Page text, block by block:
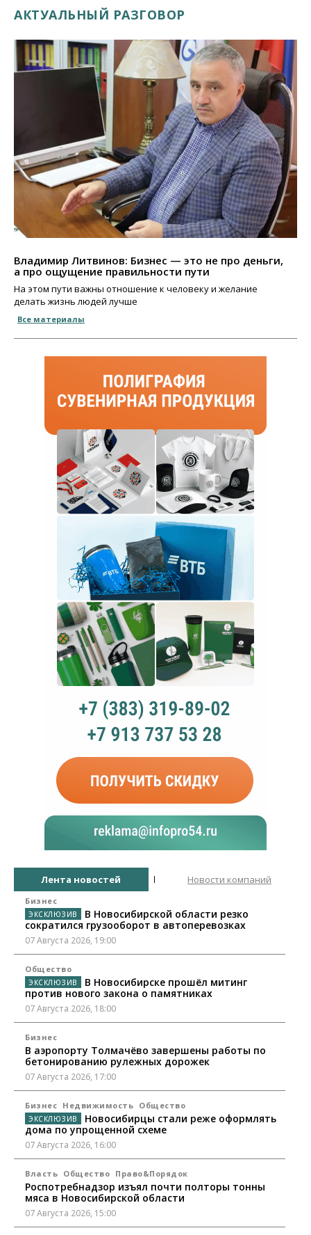
АКТУАЛЬНЫЙ РАЗГОВОР
Владимир Литвинов: Бизнес — это не про деньги,
а про ощущение правильности пути
На этом пути важны отношение к человеку и желание
делать жизнь людей лучше
Все материалы
Лента новостей Новости компаний
Бизнес
В Новосибирской области резко
сократился грузооборот в автоперевозках
07 Августа 2026, 19:00
Общество
В Новосибирске прошёл митинг
против нового закона о памятниках
07 Августа 2026, 18:00
Бизнес
В аэропорту Толмачёво завершены работы по
бетонированию рулежных дорожек
07 Августа 2026, 17:00
Бизнес Недвижимость Общество
Новосибирцы стали реже оформлять
дома по упрощенной схеме
07 Августа 2026, 16:00
Власть Общество Право&Порядок
Роспотребнадзор изъял почти полторы тонны
мяса в Новосибирской области
07 Августа 2026, 15:00